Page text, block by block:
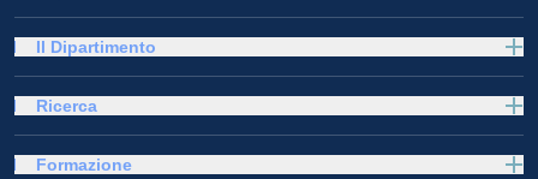
Il Dipartimento
Ricerca
Formazione